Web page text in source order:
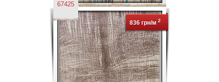
67425
836 грн/м 2